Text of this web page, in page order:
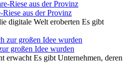
aus der Provinz
digitale Welt eroberten Es gibt
großen Idee wurden
erwacht Es gibt Unternehmen, deren